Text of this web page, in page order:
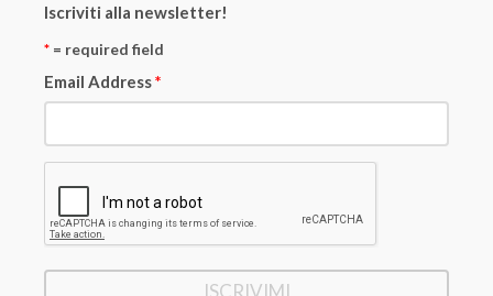
Iscriviti alla newsletter!
* = required field
Email Address*